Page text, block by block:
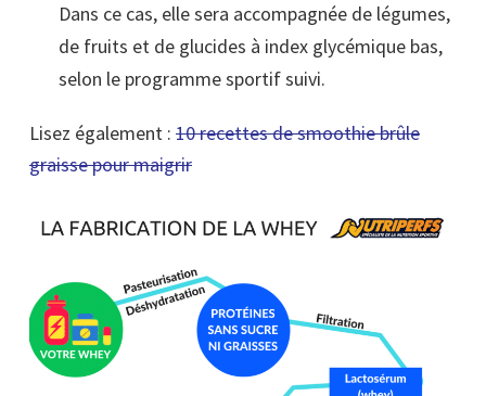
Dans ce cas, elle sera accompagnée de légumes,
de fruits et de glucides à index glycémique bas,
selon le programme sportif suivi.
Lisez également : 10 recettes de smoothie brûle
graisse pour maigrir